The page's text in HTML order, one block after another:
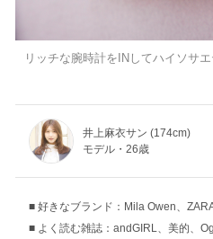
リッチな腕時計をINしてハイソサエ
井上麻衣サン (174cm)
モデル・26歳
好きなブランド：Mila Owen、
よく読む雑誌：andGIRL、美的、